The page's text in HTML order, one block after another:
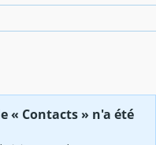
« Contacts » n'a été